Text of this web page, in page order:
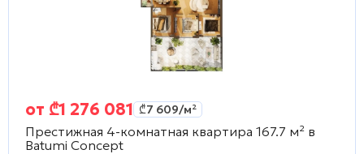
от ₾1 276 081 ₾7 609/м²
Престижная 4-комнатная квартира 167.7 м² в
Batumi Concept